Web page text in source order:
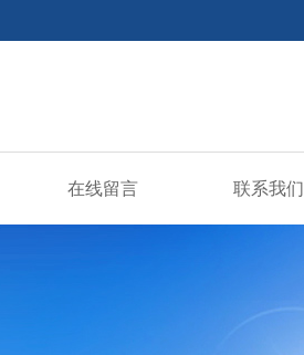
在线留言 联系我们